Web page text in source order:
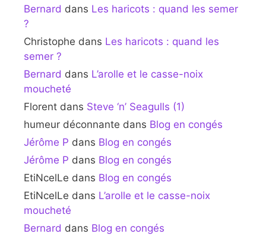
Bernard dans Les haricots : quand les semer
?
Christophe dans Les haricots : quand les
semer ?
Bernard dans L’arolle et le casse-noix
moucheté
Florent dans Steve ‘n’ Seagulls (1)
humeur déconnante dans Blog en congés
Jérôme P dans Blog en congés
Jérôme P dans Blog en congés
EtiNcelLe dans Blog en congés
EtiNcelLe dans L’arolle et le casse-noix
moucheté
Bernard dans Blog en congés